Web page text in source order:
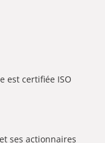
est certifiée ISO
ses actionnaires